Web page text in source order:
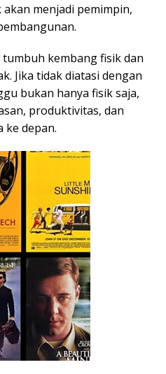
menjadi pemimpin,
kembang fisik dan
Jika tidak diatasi dengan
bukan hanya fisik saja,
produktivitas, dan
ke depan.